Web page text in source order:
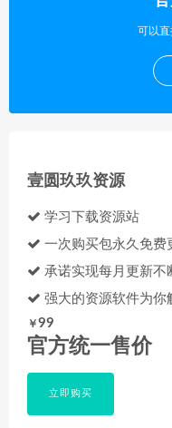
可以
壹圆玖玖资源
学习下载资源站
一次购买包永久免费
承诺实现每月更新不
强大的资源软件为你
￥99
官方统一售价
立即购买